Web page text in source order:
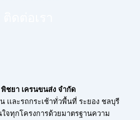
ชยา เครนขนส่ง จำกัด
เเละรถกระเช้าทั่วพื้นที่ ระยอง ชลบุรี
ทุกโครงการด้วยมาตรฐานความ